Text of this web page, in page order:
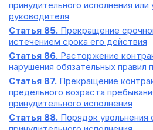
принудительного исполнения
руководителя
Статья 85. Прекращение
истечением срока его действия
Статья 86. Расторжение
нарушения обязательных правил
Статья 87. Прекращение
предельного возраста
принудительного исполнения
Статья 88. Порядок увольнения